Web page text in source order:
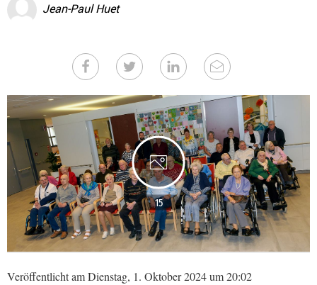
Jean-Paul Huet
15
Veröffentlicht am Dienstag, 1. Oktober 2024 um 20:02